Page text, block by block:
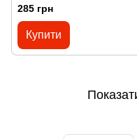
285 грн
Купити